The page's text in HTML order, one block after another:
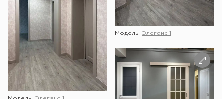
Модель: Элеганс 1